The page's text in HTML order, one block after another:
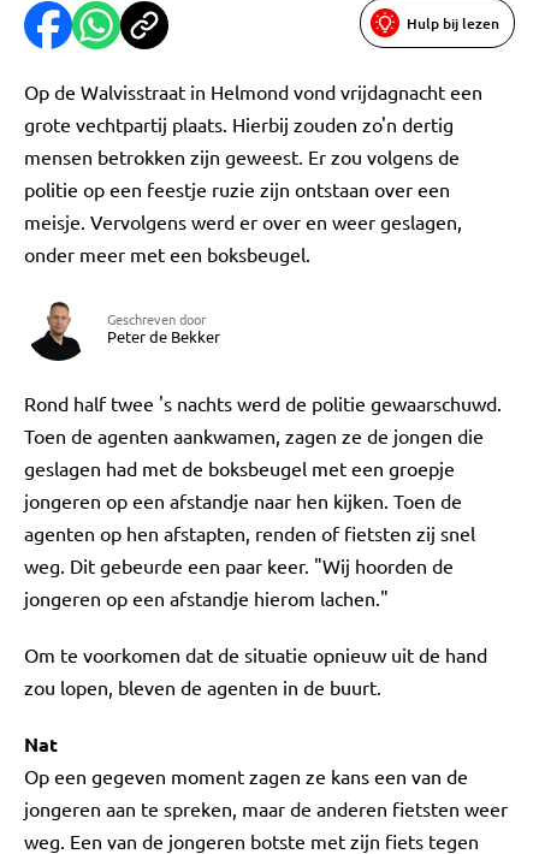
Hulp bij lezen
Op de Walvisstraat in Helmond vond vrijdagnacht een
grote vechtpartij plaats. Hierbij zouden zo'n dertig
mensen betrokken zijn geweest. Er zou volgens de
politie op een feestje ruzie zijn ontstaan over een
meisje. Vervolgens werd er over en weer geslagen,
onder meer met een boksbeugel.
Geschreven door
Peter de Bekker
Rond half twee 's nachts werd de politie gewaarschuwd.
Toen de agenten aankwamen, zagen ze de jongen die
geslagen had met de boksbeugel met een groepje
jongeren op een afstandje naar hen kijken. Toen de
agenten op hen afstapten, renden of fietsten zij snel
weg. Dit gebeurde een paar keer. "Wij hoorden de
jongeren op een afstandje hierom lachen."
Om te voorkomen dat de situatie opnieuw uit de hand
zou lopen, bleven de agenten in de buurt.
Nat
Op een gegeven moment zagen ze kans een van de
jongeren aan te spreken, maar de anderen fietsten weer
weg. Een van de jongeren botste met zijn fiets tegen